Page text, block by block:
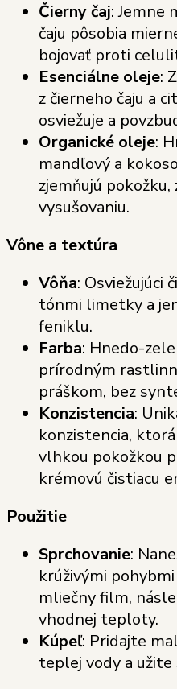
Čierny čaj: Jemne
čaju pôsobia
bojovať proti
Esenciálne oleje:
z čierneho čaju a
osviežuje a
Organické oleje:
mandľový a
zjemňujú pokožku,
vysušovaniu.
Vône a textúra
Vôňa: Osviežujúci
tónmi limetky a
feniklu.
Farba: Hnedo-
prírodným
práškom, bez
Konzistencia:
konzistencia,
vlhkou pokožkou
krémovú čistiacu
Použitie
Sprchovanie:
krúživými
mliečny film,
vhodnej teploty.
Kúpeľ: Pridajte
teplej vody a